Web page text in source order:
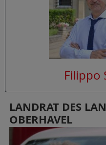
Filippo
LANDRAT DES
OBERHAVEL